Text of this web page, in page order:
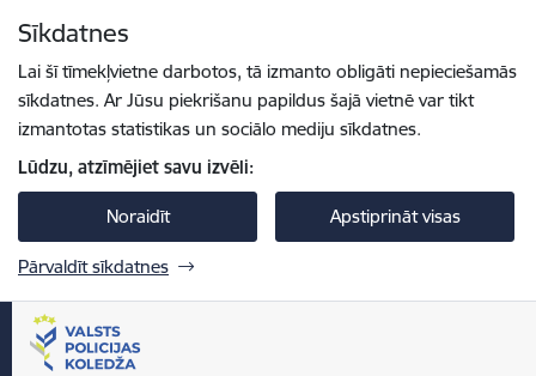
Sīkdatnes
Lai šī tīmekļvietne darbotos, tā izmanto obligāti nepieciešamās
sīkdatnes. Ar Jūsu piekrišanu papildus šajā vietnē var tikt
izmantotas statistikas un sociālo mediju sīkdatnes.
Lūdzu, atzīmējiet savu izvēli:
Noraidīt Apstiprināt visas
Pārvaldīt sīkdatnes